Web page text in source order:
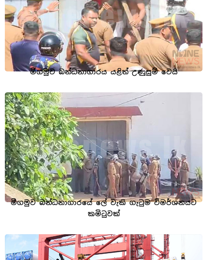
මීගමුව බන්ධනාගාරය යළිත් උණුසුම් වෙයි
මීගමුව බන්ධනාගාරයේ ලේ වැකි ගැටුම විමර්ශනයට
කමිටුවක්